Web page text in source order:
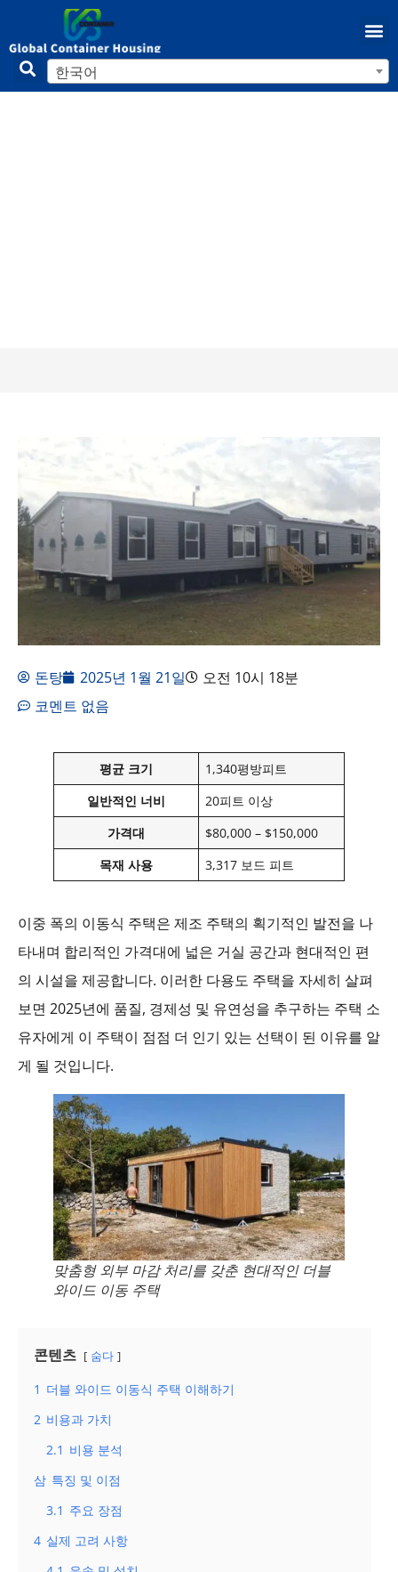
한국어
돈탕 2025년 1월 21일
오전 10시 18분
코멘트 없음
평균 크기
1,340평방피트
일반적인 너비
20피트 이상
가격대
$80,000 – $150,000
목재 사용
3,317 보드 피트
이중 폭의 이동식 주택은 제조 주택의 획기적인 발전을 나
타내며 합리적인 가격대에 넓은 거실 공간과 현대적인 편
의 시설을 제공합니다. 이러한 다용도 주택을 자세히 살펴
보면 2025년에 품질, 경제성 및 유연성을 추구하는 주택 소
유자에게 이 주택이 점점 더 인기 있는 선택이 된 이유를 알
게 될 것입니다.
맞춤형 외부 마감 처리를 갖춘 현대적인 더블
와이드 이동 주택
콘텐츠 숨다
1 더블 와이드 이동식 주택 이해하기
2 비용과 가치
2.1 비용 분석
삼 특징 및 이점
3.1 주요 장점
4 실제 고려 사항